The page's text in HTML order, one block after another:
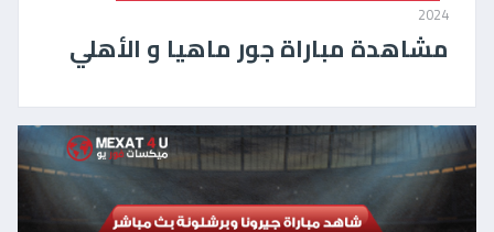
2024
مشاهدة مباراة جور ماهيا و الأهلي